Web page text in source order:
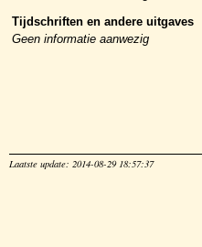
Tijdschriften en andere uitgaves
Geen informatie aanwezig
Laatste update: 2014-08-29 18:57:37